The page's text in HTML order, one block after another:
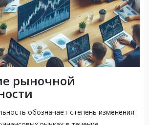
рыночной
обозначает степень изменения